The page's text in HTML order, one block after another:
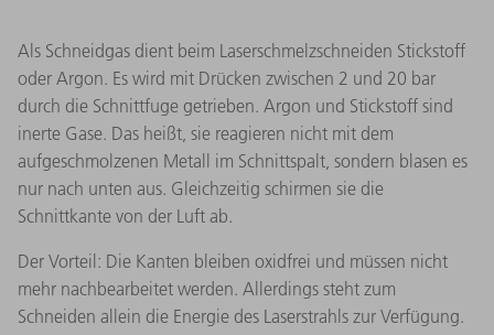
Als Schneidgas dient beim Laserschmelzschneiden Stickstoff
oder Argon. Es wird mit Drücken zwischen 2 und 20 bar
durch die Schnittfuge getrieben. Argon und Stickstoff sind
inerte Gase. Das heißt, sie reagieren nicht mit dem
aufgeschmolzenen Metall im Schnittspalt, sondern blasen es
nur nach unten aus. Gleichzeitig schirmen sie die
Schnittkante von der Luft ab.
Der Vorteil: Die Kanten bleiben oxidfrei und müssen nicht
mehr nachbearbeitet werden. Allerdings steht zum
Schneiden allein die Energie des Laserstrahls zur Verfügung.